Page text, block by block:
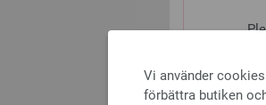
Vi använder
förbättra butiken